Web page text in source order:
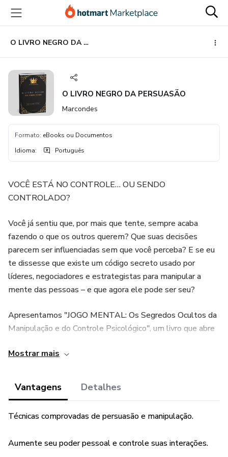
para
conteúdo
principal
para
pagamento
para
rodapé
O LIVRO NEGRO DA PERSUASÃO
O LIVRO NEGRO DA PERSUASÃO
Marcondes
Formato: eBooks ou Documentos
Idioma: Português
VOCÊ ESTÁ NO CONTROLE… OU SENDO
CONTROLADO?
Você já sentiu que, por mais que tente, sempre acaba
fazendo o que os outros querem? Que suas decisões
parecem ser influenciadas sem que você perceba? E se eu
te dissesse que existe um código secreto usado por
líderes, negociadores e estrategistas para manipular a
mente das pessoas – e que agora ele pode ser seu?
Apresentamos "JOGO MENTAL: Os Segredos Ocultos da
Manipulação e do Controle Psicológico", um livro que abre
descobrirá técnicas reais e comprovadas para influenciar,
perceba.
usá-los a seu favor.
Mostrar mais
Vantagens Detalhes
Técnicas comprovadas de persuasão e manipulação.
Aumente seu poder pessoal e controle suas interações.